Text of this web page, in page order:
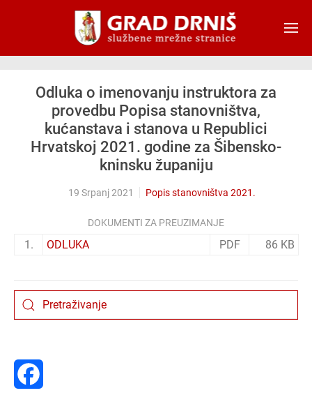
Skip to main content
Odluka o imenovanju instruktora za
provedbu Popisa stanovništva,
kućanstava i stanova u Republici
Hrvatskoj 2021. godine za Šibensko-
kninsku županiju
19 Srpanj 2021 Popis stanovništva 2021.
DOKUMENTI ZA PREUZIMANJE
1. ODLUKA PDF 86 KB